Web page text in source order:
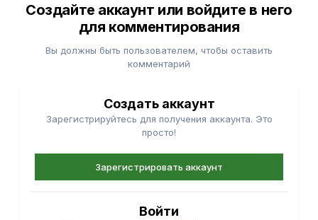
Создайте аккаунт или войдите в него
для комментирования
Вы должны быть пользователем, чтобы оставить
комментарий
Создать аккаунт
Зарегистрируйтесь для получения аккаунта. Это
просто!
Зарегистрировать аккаунт
Войти